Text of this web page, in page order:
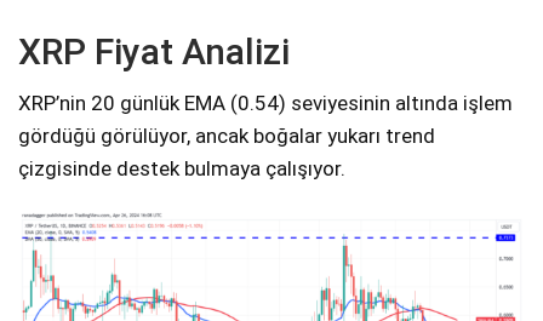
XRP Fiyat Analizi
XRP’nin 20 günlük EMA (0.54) seviyesinin altında işlem
gördüğü görülüyor, ancak boğalar yukarı trend
çizgisinde destek bulmaya çalışıyor.